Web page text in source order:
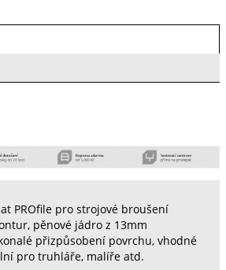
PROfile pro strojové broušení
pěnové jádro z 13mm
přizpůsobení povrchu, vhodné
pro truhláře, malíře atd.